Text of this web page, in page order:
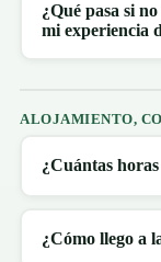
¿Qué pasa si
mi experiencia
ALOJAMIENTO,
¿Cuántas
¿Cómo llego a